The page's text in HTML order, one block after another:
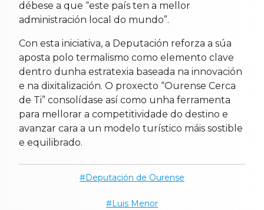
débese a que “este país ten a mellor
administración local do mundo”.
Con esta iniciativa, a Deputación reforza a súa
aposta polo termalismo como elemento clave
dentro dunha estratexia baseada na innovación
e na dixitalización. O proxecto “Ourense Cerca
de Ti” consolídase así como unha ferramenta
para mellorar a competitividade do destino e
avanzar cara a un modelo turístico máis sostible
e equilibrado.
Deputación de Ourense
Luis Menor